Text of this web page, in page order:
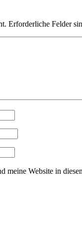
Erforderliche Felder
meine Website in